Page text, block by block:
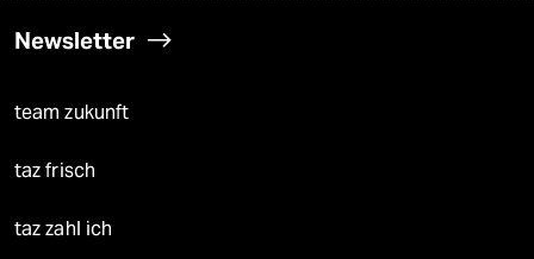
Newsletter
team zukunft
taz frisch
taz zahl ich